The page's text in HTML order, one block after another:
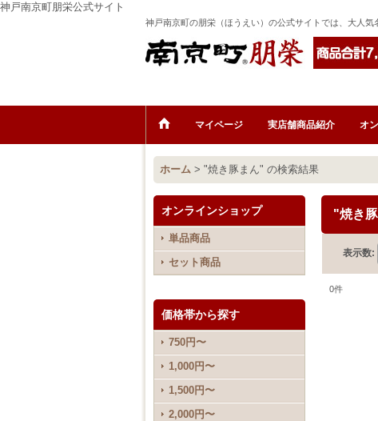
神戸南京町朋栄公式サイト
神戸南京町の朋栄（ほうえい）の公式サイトでは、大人
マイページ 実店舗商品紹介 オ
ホーム > "焼き豚まん" の検索結果
オンラインショップ
単品商品
セット商品
価格帯から探す
750円〜
1,000円〜
1,500円〜
2,000円〜
"焼き
表示数:
0件